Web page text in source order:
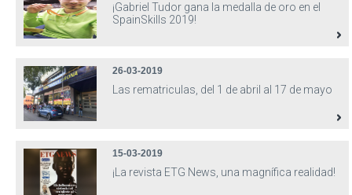
¡Gabriel Tudor gana la medalla de oro en el
SpainSkills 2019!
26-03-2019
Las rematriculas, del 1 de abril al 17 de mayo
15-03-2019
¡La revista ETG News, una magnífica realidad!